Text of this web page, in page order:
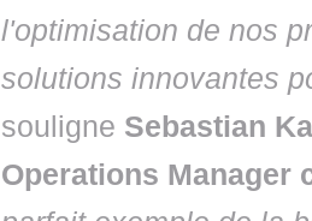
l'optimisation de nos
solutions innovantes
souligne Sebastian
Operations Manager